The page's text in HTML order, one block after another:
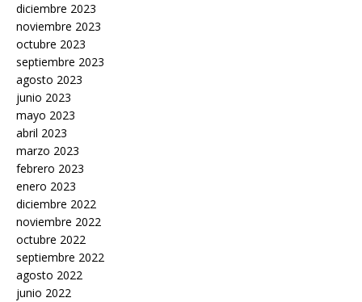
diciembre 2023
noviembre 2023
octubre 2023
septiembre 2023
agosto 2023
junio 2023
mayo 2023
abril 2023
marzo 2023
febrero 2023
enero 2023
diciembre 2022
noviembre 2022
octubre 2022
septiembre 2022
agosto 2022
junio 2022